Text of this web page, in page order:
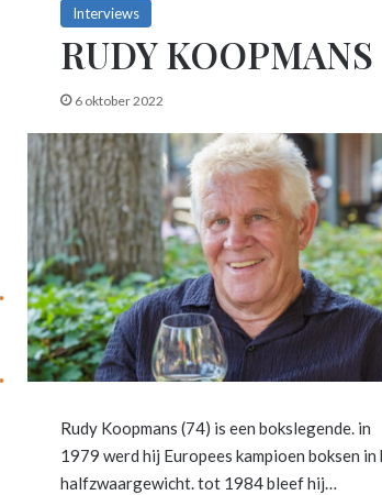
Interviews
RUDY KOOPMANS
6 oktober 2022
Rudy Koopmans (74) is een bokslegende. in
1979 werd hij Europees kampioen boksen in
halfzwaargewicht. tot 1984 bleef hij…